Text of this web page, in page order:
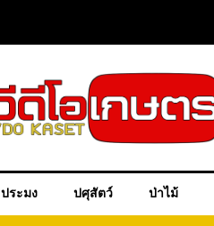
ประมง ปศุสัตว์ ป่าไม้